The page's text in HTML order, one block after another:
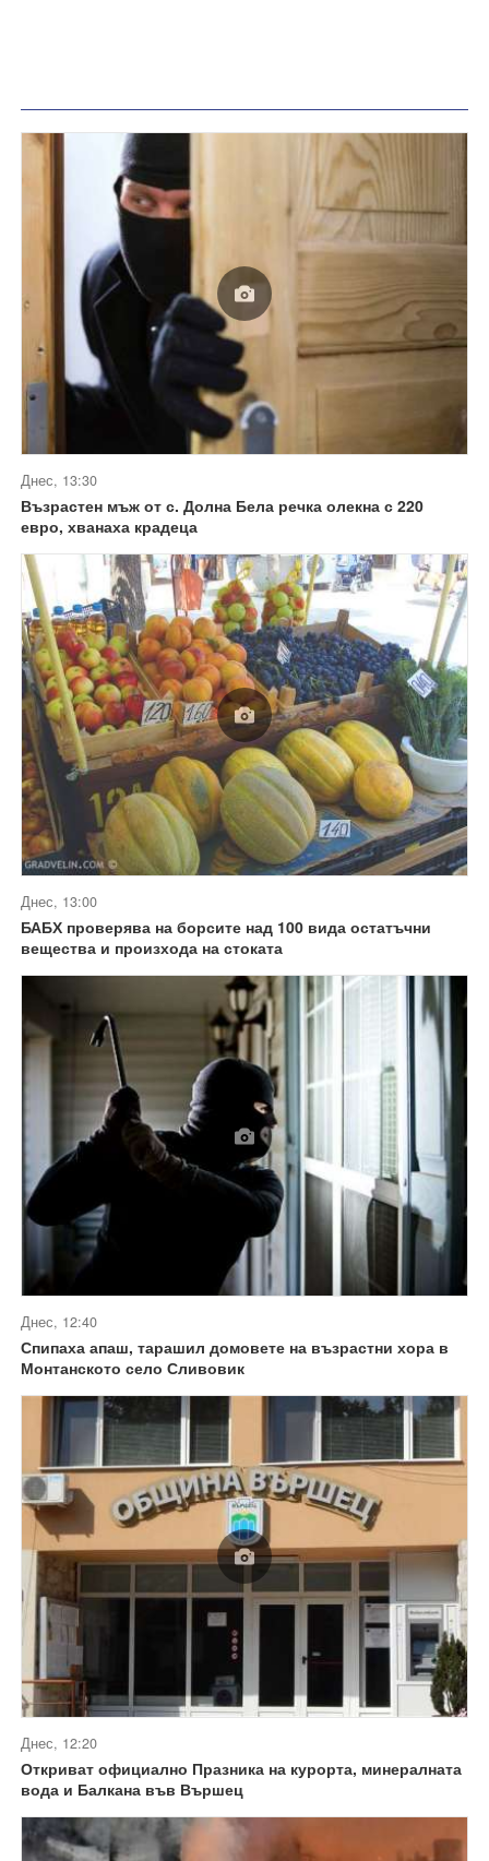
Днес, 13:30
Възрастен мъж от с. Долна Бела речка олекна с 220
евро, хванаха крадеца
Днес, 13:00
БАБХ проверява на борсите над 100 вида остатъчни
вещества и произхода на стоката
Днес, 12:40
Спипаха апаш, тарашил домовете на възрастни хора в
Монтанското село Сливовик
Днес, 12:20
Откриват официално Празника на курорта, минералната
вода и Балкана във Вършец